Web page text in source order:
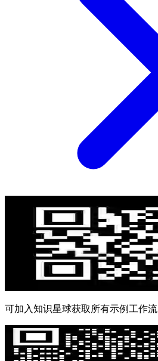
可加入知识星球获取所有示例工作流